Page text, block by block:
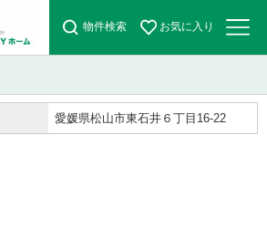
物件検索 お気に入り
愛媛県松山市東石井６丁目16-22